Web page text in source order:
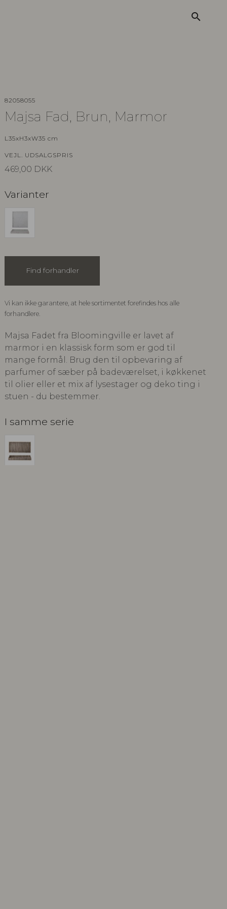
search
82058055
Majsa Fad, Brun, Marmor
L35xH3xW35 cm
VEJL. UDSALGSPRIS
469,00 DKK
Varianter
Find forhandler
Vi kan ikke garantere, at hele sortimentet forefindes hos alle
forhandlere.
Majsa Fadet fra Bloomingville er lavet af
marmor i en klassisk form som er god til
mange formål. Brug den til opbevaring af
parfumer of sæber på badeværelset, i køkkenet
til olier eller et mix af lysestager og deko ting i
stuen - du bestemmer.
I samme serie